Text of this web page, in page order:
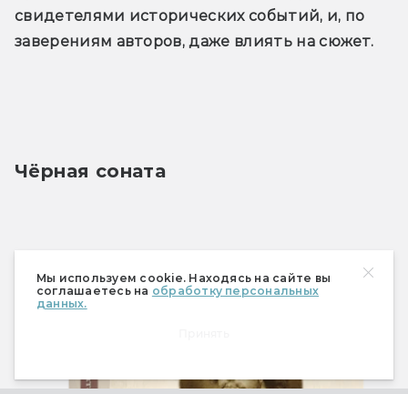
Мы используем cookie. Находясь на сайте вы
соглашаетесь на обработку персональных
данных.
свидетелями исторических событий, и, по
заверениям авторов, даже влиять на сюжет.
Чёрная соната